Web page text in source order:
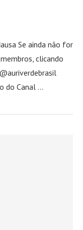
Se ainda não for
clicando
do Canal …